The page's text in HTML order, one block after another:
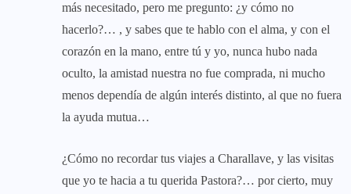
más necesitado, pero me pregunto: ¿y cómo no
hacerlo?… , y sabes que te hablo con el alma, y con el
corazón en la mano, entre tú y yo, nunca hubo nada
oculto, la amistad nuestra no fue comprada, ni mucho
menos dependía de algún interés distinto, al que no fuera
la ayuda mutua…
¿Cómo no recordar tus viajes a Charallave, y las visitas
que yo te hacia a tu querida Pastora?… por cierto, muy